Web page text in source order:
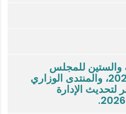
والستين للمجلس
الإداري، 15 يوليوز 2026، والمنتدى الوزاري
لتحديث الإدارة